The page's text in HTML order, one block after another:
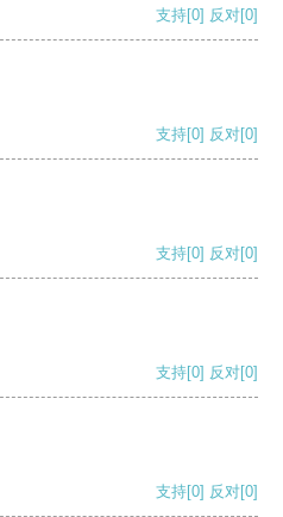
支持[0] 反对[0]
支持[0] 反对[0]
支持[0] 反对[0]
支持[0] 反对[0]
支持[0] 反对[0]